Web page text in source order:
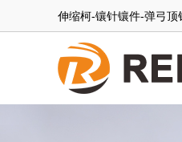
伸缩柯-镶针镶件-弹弓